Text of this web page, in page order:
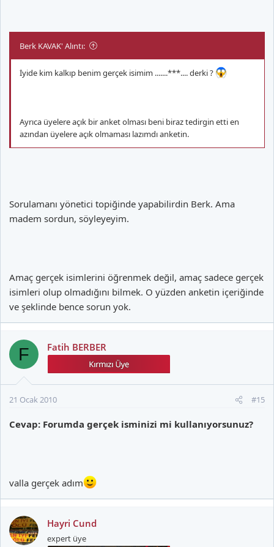
Berk KAVAK' Alıntı:
İyide kim kalkıp benim gerçek isimim .......***.... derki ?
Ayrıca üyelere açık bir anket olması beni biraz tedirgin etti en
azından üyelere açık olmaması lazımdı anketin.
Sorulamanı yönetici topiğinde yapabilirdin Berk. Ama
madem sordun, söyleyeyim.
Amaç gerçek isimlerini öğrenmek değil, amaç sadece gerçek
isimleri olup olmadığını bilmek. O yüzden anketin içeriğinde
ve şeklinde bence sorun yok.
F Fatih BERBER
21 Ocak 2010 #15
Cevap: Forumda gerçek isminizi mi kullanıyorsunuz?
valla gerçek adım
Hayri Cund
expert üye